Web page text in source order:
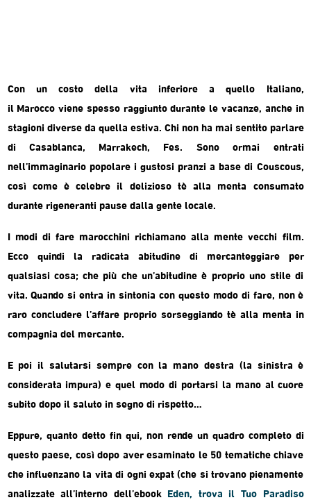
Con un costo della vita inferiore a quello Italiano,
il Maroccoviene spesso raggiunto durante le vacanze, anche in
stagioni diverse da quella estiva. Chi non ha mai sentito parlare
di Casablanca, Marrakech, Fes. Sono ormai entrati
nell’immaginario popolare i gustosi pranzi a base di Couscous,
così come è celebre il delizioso tè alla menta consumato
durante rigeneranti pause dalla gente locale.
I modi di fare marocchini richiamano alla mente vecchi film.
Ecco quindi la radicata abitudine di mercanteggiare per
qualsiasi cosa; che più che un’abitudine è proprio uno stile di
vita. Quando si entra in sintonia con questo modo di fare, non è
raro concludere l’affare proprio sorseggiando tè alla menta in
compagnia del mercante.
E poi il salutarsi sempre con la mano destra (la sinistra è
considerata impura) e quel modo di portarsi la mano al cuore
subito dopo il saluto in segno di rispetto…
Eppure, quanto detto fin qui, non rende un quadro completo di
questo paese, così dopo aver esaminato le 50 tematiche chiave
che influenzano la vita di ogni expat (che si trovano pienamente
analizzate all’interno dell’ebook Eden, trova il Tuo Paradiso